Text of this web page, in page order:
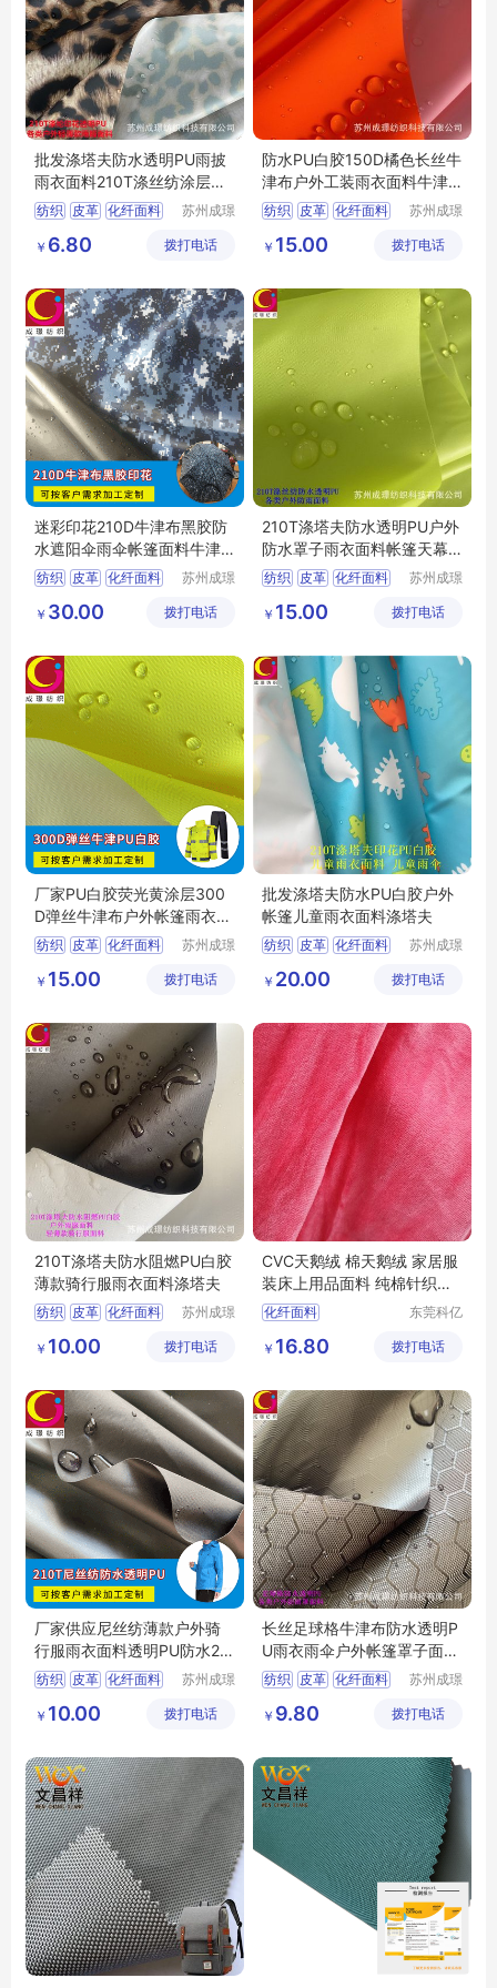
批发涤塔夫防水透明PU雨披
雨衣面料210T涤丝纺涂层面
料
纺织 皮革 化纤面料
苏州成璟
有限公司
￥ 6.80 拨打电话
防水PU白胶150D橘色长丝牛
津布户外工装雨衣面料牛津
布
纺织 皮革 化纤面料
苏州成璟
有限公司
￥ 15.00 拨打电话
迷彩印花210D牛津布黑胶防
水遮阳伞雨伞帐篷面料牛津
布
纺织 皮革 化纤面料
苏州成璟
有限公司
￥ 30.00 拨打电话
210T涤塔夫防水透明PU户外
防水罩子雨衣面料帐篷天幕
面料涤塔夫
纺织 皮革 化纤面料
苏州成璟
有限公司
￥ 15.00 拨打电话
厂家PU白胶荧光黄涂层300
D弹丝牛津布户外帐篷雨衣面
料牛津布
纺织 皮革 化纤面料
苏州成璟
有限公司
￥ 15.00 拨打电话
批发涤塔夫防水PU白胶户外
帐篷儿童雨衣面料涤塔夫
纺织 皮革 化纤面料
苏州成璟
有限公司
￥ 20.00 拨打电话
210T涤塔夫防水阻燃PU白胶
薄款骑行服雨衣面料涤塔夫
纺织 皮革 化纤面料
苏州成璟
有限公司
￥ 10.00 拨打电话
CVC天鹅绒 棉天鹅绒 家居服
装床上用品面料 纯棉针织绒
布面料
化纤面料
东莞科亿
公司
￥ 16.80 拨打电话
厂家供应尼丝纺薄款户外骑
行服雨衣面料透明PU防水21
0T尼丝纺
纺织 皮革 化纤面料
苏州成璟
有限公司
￥ 10.00 拨打电话
长丝足球格牛津布防水透明P
U雨衣雨伞户外帐篷罩子面料
牛津布
纺织 皮革 化纤面料
苏州成璟
有限公司
￥ 9.80 拨打电话